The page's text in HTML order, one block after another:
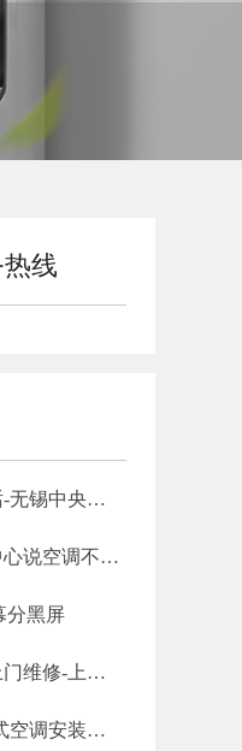
线
无锡中央空
说空调不制
分黑屏
维修-上海
空调安装验